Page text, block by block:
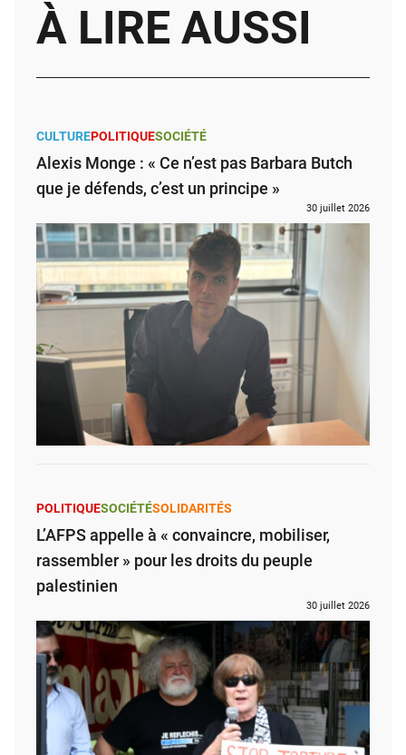
À LIRE AUSSI
CULTUREPOLITIQUESOCIÉTÉ
Alexis Monge : « Ce n’est pas Barbara Butch
que je défends, c’est un principe »
30 juillet 2026
POLITIQUESOCIÉTÉSOLIDARITÉS
L’AFPS appelle à « convaincre, mobiliser,
rassembler » pour les droits du peuple
palestinien
30 juillet 2026